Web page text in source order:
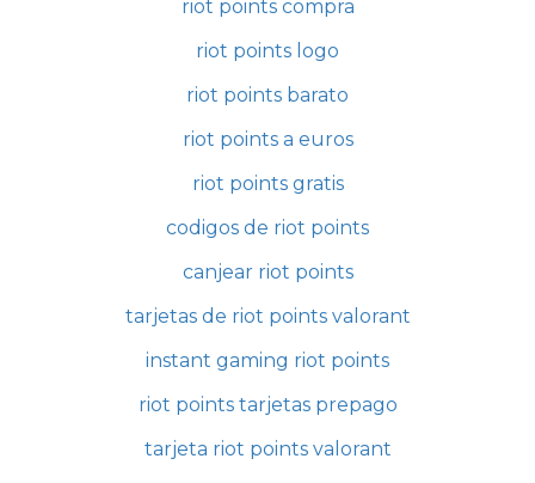
riot points compra
riot points logo
riot points barato
riot points a euros
riot points gratis
codigos de riot points
canjear riot points
tarjetas de riot points valorant
instant gaming riot points
riot points tarjetas prepago
tarjeta riot points valorant